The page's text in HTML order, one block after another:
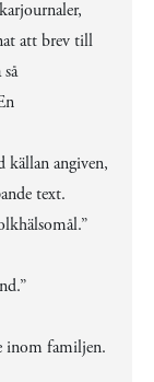
att brev till
källan angiven,
text.
inom familjen.